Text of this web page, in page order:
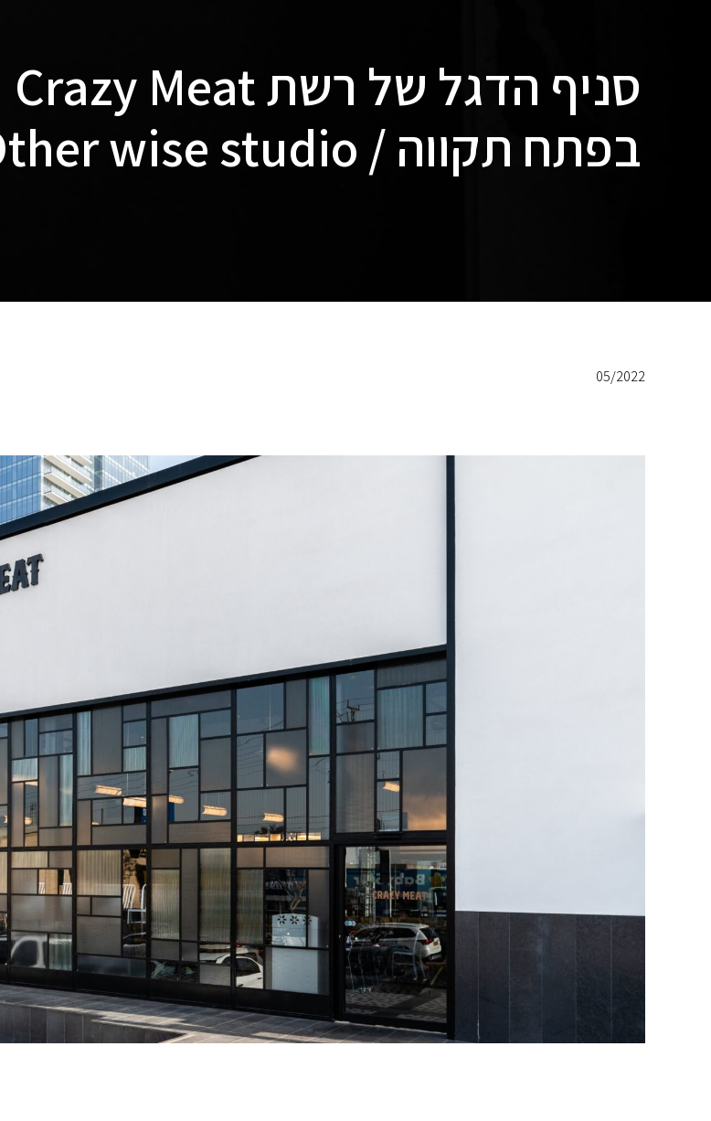
סניף הדגל של רשת Crazy Meat
בפתח תקווה / Other wise studio
05/2022